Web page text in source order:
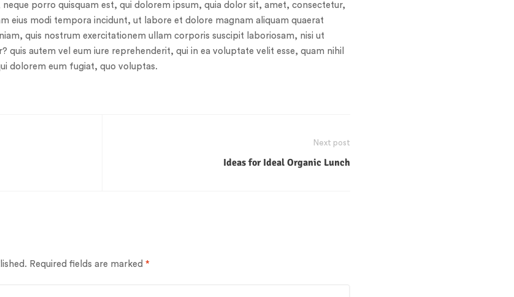
porro quisquam est, qui dolorem ipsum, quia dolor sit, amet, consectetur,
eius modi tempora incidunt, ut labore et dolore magnam aliquam quaerat
quis nostrum exercitationem ullam corporis suscipit laboriosam, nisi ut
quis autem vel eum iure reprehenderit, qui in ea voluptate velit esse, quam nihil
dolorem eum fugiat, quo voluptas.
Next post
Ideas for Ideal Organic Lunch
Required fields are marked *